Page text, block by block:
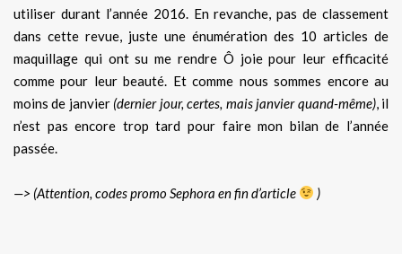
utiliser durant l’année 2016. En revanche, pas de classement
dans cette revue, juste une énumération des 10 articles de
maquillage qui ont su me rendre Ô joie pour leur efficacité
comme pour leur beauté. Et comme nous sommes encore au
moins de janvier (dernier jour, certes, mais janvier quand-même), il
n’est pas encore trop tard pour faire mon bilan de l’année
passée.
—> (Attention, codes promo Sephora en fin d’article )